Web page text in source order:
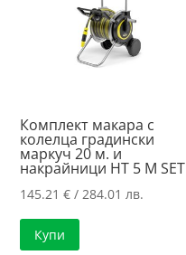
Комплект макара с
колелца градински
маркуч 20 м. и
накрайници HT 5 M SET
145.21€ / 284.01 лв.
Купи